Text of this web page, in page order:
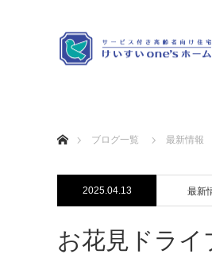
ブログ一覧
最新情報
2025.04.13 最新
お花見ドライ